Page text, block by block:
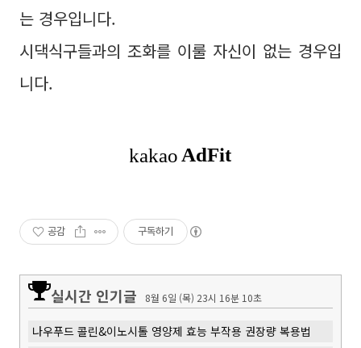
는 경우입니다.
시댁식구들과의 조화를 이룰 자신이 없는 경우입
니다.
공감 구독하기
실시간 인기글 8월 6일 (목) 23시 16분 10초
나우푸드 콜린&이노시톨 영양제 효능 부작용 권장량 복용법